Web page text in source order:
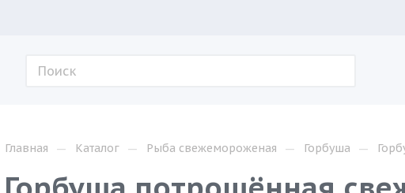
Главная — Каталог — Рыба свежемороженая — Горбуша —